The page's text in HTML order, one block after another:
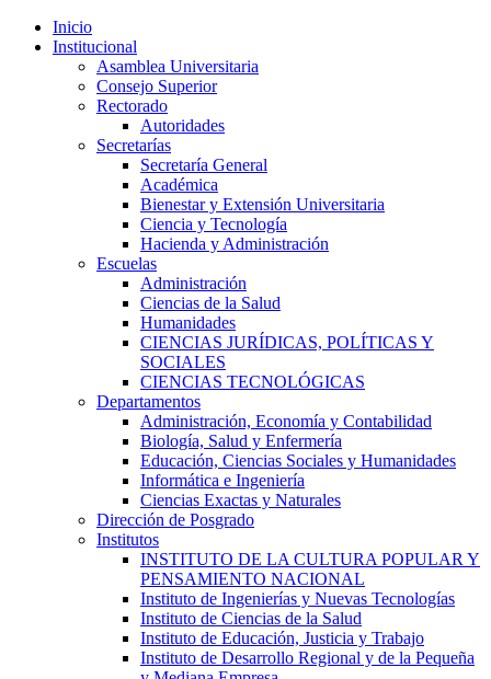
Inicio
Institucional
Asamblea Universitaria
Consejo Superior
Rectorado
Autoridades
Secretarías
Secretaría General
Académica
Bienestar y Extensión Universitaria
Ciencia y Tecnología
Hacienda y Administración
Escuelas
Administración
Ciencias de la Salud
Humanidades
CIENCIAS JURÍDICAS, POLÍTICAS Y
SOCIALES
CIENCIAS TECNOLÓGICAS
Departamentos
Administración, Economía y Contabilidad
Biología, Salud y Enfermería
Educación, Ciencias Sociales y Humanidades
Informática e Ingeniería
Ciencias Exactas y Naturales
Dirección de Posgrado
Institutos
INSTITUTO DE LA CULTURA POPULAR Y
PENSAMIENTO NACIONAL
Instituto de Ingenierías y Nuevas Tecnologías
Instituto de Ciencias de la Salud
Instituto de Educación, Justicia y Trabajo
Instituto de Desarrollo Regional y de la Pequeña